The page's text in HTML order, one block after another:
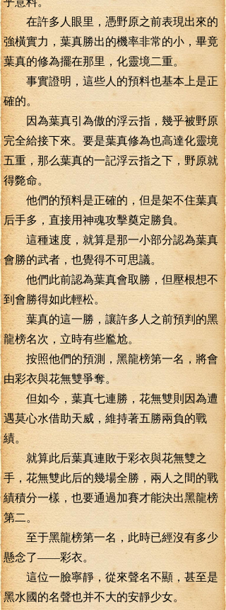
在許多人眼里，憑野原之前表現出來的
強橫實力，葉真勝出的機率非常的小，畢竟
葉真的修為擺在那里，化靈境二重。
事實證明，這些人的預料也基本上是正
確的。
因為葉真引為傲的浮云指，幾乎被野原
完全給接下來。要是葉真修為也高達化靈境
五重，那么葉真的一記浮云指之下，野原就
得斃命。
他們的預料是正確的，但是架不住葉真
后手多，直接用神魂攻擊奠定勝負。
這種速度，就算是那一小部分認為葉真
會勝的武者，也覺得不可思議。
他們此前認為葉真會取勝，但壓根想不
到會勝得如此輕松。
葉真的這一勝，讓許多人之前預判的黑
龍榜名次，立時有些尷尬。
按照他們的預測，黑龍榜第一名，將會
由彩衣與花無雙爭奪。
但如今，葉真七連勝，花無雙則因為遭
遇莫心水借助天威，維持著五勝兩負的戰
績。
就算此后葉真連敗于彩衣與花無雙之
手，花無雙此后的幾場全勝，兩人之間的戰
績積分一樣，也要通過加賽才能決出黑龍榜
第二。
至于黑龍榜第一名，此時已經沒有多少
懸念了——彩衣。
這位一臉寧靜，從來聲名不顯，甚至是
黑水國的名聲也并不大的安靜少女。